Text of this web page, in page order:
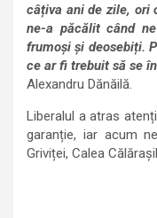
câțiva ani de zile, ori
ne-a păcălit când
frumoși și deosebiți.
ce ar fi trebuit să se
Alexandru Dănăilă.
Liberalul a atras
garanție, iar acum
Griviței, Calea